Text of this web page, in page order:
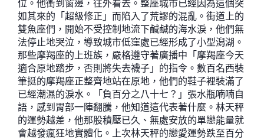
位。他衝到窗邊，往外看去。整座城市已經因為這個突
如其來的「超級修正」而陷入了荒謬的混亂。街道上的
雙魚座們，開始不受控制地流下鹹鹹的海水淚，他們無
法停止地哭泣，導致城市低窪處已經形成了小型潟湖。
那些摩羯座的上班族，嚴格遵守著廣播中「摩羯座今天
適合原地踏步，否則將失去襪子」的指令。數百名西裝
筆挺的摩羯座正整齊地站在原地，他們的鞋子裡裝滿了
已經潮濕的淚水。「負百分之八十七？」張水瓶喃喃自
語，感到胃部一陣翻騰，他知道這代表著什麼。林天秤
的運勢越差，他那股積壓已久、無處安放的單戀能量就
會越發瘋狂地實體化。上次林天秤的戀愛運勢跌至百分